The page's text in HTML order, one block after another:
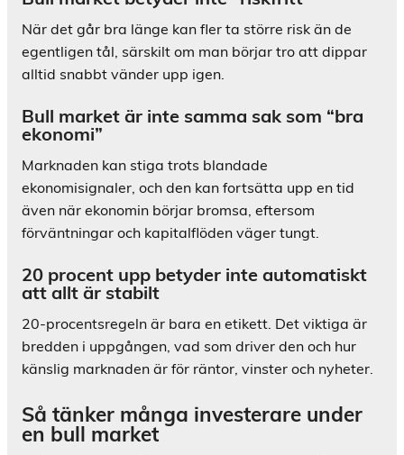
När det går bra länge kan fler ta större risk än de
egentligen tål, särskilt om man börjar tro att dippar
alltid snabbt vänder upp igen.
Bull market är inte samma sak som “bra
ekonomi”
Marknaden kan stiga trots blandade
ekonomisignaler, och den kan fortsätta upp en tid
även när ekonomin börjar bromsa, eftersom
förväntningar och kapitalflöden väger tungt.
20 procent upp betyder inte automatiskt
att allt är stabilt
20-procentsregeln är bara en etikett. Det viktiga är
bredden i uppgången, vad som driver den och hur
känslig marknaden är för räntor, vinster och nyheter.
Så tänker många investerare under
en bull market